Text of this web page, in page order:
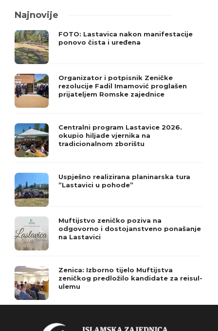
Najnovije
FOTO: Lastavica nakon manifestacije
ponovo čista i uređena
Organizator i potpisnik Zeničke
rezolucije Fadil Imamović proglašen
prijateljem Romske zajednice
Centralni program Lastavice 2026.
okupio hiljade vjernika na
tradicionalnom zborištu
Uspješno realizirana planinarska tura
”Lastavici u pohode”
Muftijstvo zeničko poziva na
odgovorno i dostojanstveno ponašanje
na Lastavici
Zenica: Izborno tijelo Muftijstva
zeničkog predložilo kandidate za reisul-
ulemu